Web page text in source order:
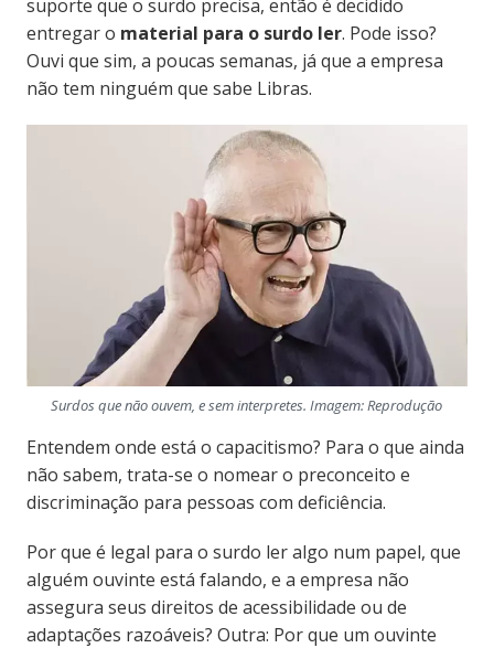
suporte que o surdo precisa, então é decidido
entregar o material para o surdo ler. Pode isso?
Ouvi que sim, a poucas semanas, já que a empresa
não tem ninguém que sabe Libras.
Surdos que não ouvem, e sem interpretes. Imagem: Reprodução
Entendem onde está o capacitismo? Para o que ainda
não sabem, trata-se o nomear o preconceito e
discriminação para pessoas com deficiência.
Por que é legal para o surdo ler algo num papel, que
alguém ouvinte está falando, e a empresa não
assegura seus direitos de acessibilidade ou de
adaptações razoáveis? Outra: Por que um ouvinte